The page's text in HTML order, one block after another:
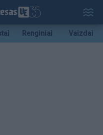
Renginiai Vaizdai